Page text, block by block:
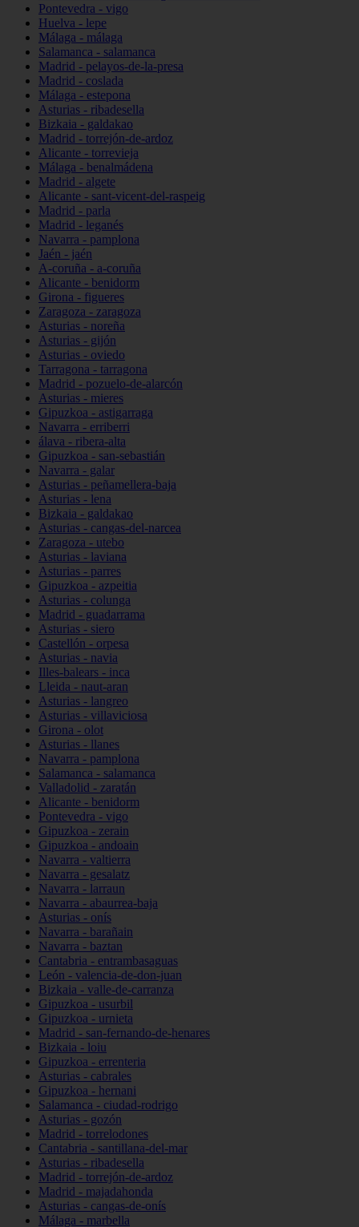
Pontevedra - vigo
Huelva - lepe
Málaga - málaga
Salamanca - salamanca
Madrid - pelayos-de-la-presa
Madrid - coslada
Málaga - estepona
Asturias - ribadesella
Bizkaia - galdakao
Madrid - torrejón-de-ardoz
Alicante - torrevieja
Málaga - benalmádena
Madrid - algete
Alicante - sant-vicent-del-raspeig
Madrid - parla
Madrid - leganés
Navarra - pamplona
Jaén - jaén
A-coruña - a-coruña
Alicante - benidorm
Girona - figueres
Zaragoza - zaragoza
Asturias - noreña
Asturias - gijón
Asturias - oviedo
Tarragona - tarragona
Madrid - pozuelo-de-alarcón
Asturias - mieres
Gipuzkoa - astigarraga
Navarra - erriberri
álava - ribera-alta
Gipuzkoa - san-sebastián
Navarra - galar
Asturias - peñamellera-baja
Asturias - lena
Bizkaia - galdakao
Asturias - cangas-del-narcea
Zaragoza - utebo
Asturias - laviana
Asturias - parres
Gipuzkoa - azpeitia
Asturias - colunga
Madrid - guadarrama
Asturias - siero
Castellón - orpesa
Asturias - navia
Illes-balears - inca
Lleida - naut-aran
Asturias - langreo
Asturias - villaviciosa
Girona - olot
Asturias - llanes
Navarra - pamplona
Salamanca - salamanca
Valladolid - zaratán
Alicante - benidorm
Pontevedra - vigo
Gipuzkoa - zerain
Gipuzkoa - andoain
Navarra - valtierra
Navarra - gesalatz
Navarra - larraun
Navarra - abaurrea-baja
Asturias - onís
Navarra - barañain
Navarra - baztan
Cantabria - entrambasaguas
León - valencia-de-don-juan
Bizkaia - valle-de-carranza
Gipuzkoa - usurbil
Gipuzkoa - urnieta
Madrid - san-fernando-de-henares
Bizkaia - loiu
Gipuzkoa - errenteria
Asturias - cabrales
Gipuzkoa - hernani
Salamanca - ciudad-rodrigo
Asturias - gozón
Madrid - torrelodones
Cantabria - santillana-del-mar
Asturias - ribadesella
Madrid - torrejón-de-ardoz
Madrid - majadahonda
Asturias - cangas-de-onís
Málaga - marbella